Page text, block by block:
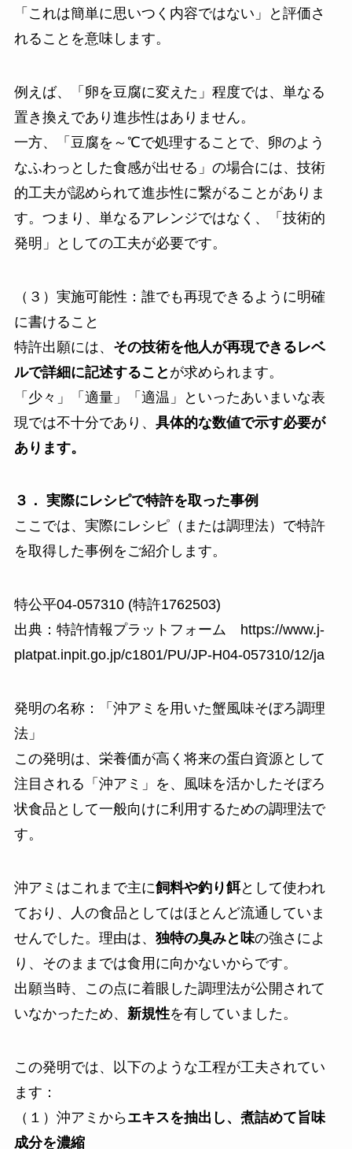
「これは簡単に思いつく内容ではない」と評価さ
れることを意味します。
例えば、「卵を豆腐に変えた」程度では、単なる
置き換えであり進歩性はありません。
一方、「豆腐を～℃で処理することで、卵のよう
なふわっとした食感が出せる」の場合には、技術
的工夫が認められて進歩性に繋がることがありま
す。つまり、単なるアレンジではなく、「技術的
発明」としての工夫が必要です。
（３）実施可能性：誰でも再現できるように明確
に書けること
特許出願には、 その技術を他人が再現できるレベ
ルで詳細に記述すること が求められます。
「少々」「適量」「適温」といったあいまいな表
現では不十分であり、 具体的な数値で示す必要が
あります。
３． 実際にレシピで特許を取った事例
ここでは、実際にレシピ（または調理法）で特許
を取得した事例をご紹介します。
特公平04-057310 (特許1762503)
出典：特許情報プラットフォーム
https://www.j-
platpat.inpit.go.jp/c1801/PU/JP-H04-057310/12/ja
発明の名称：「沖アミを用いた蟹風味そぼろ調理
法」
この発明は、栄養価が高く将来の蛋白資源として
注目される「沖アミ」を、風味を活かしたそぼろ
状食品として一般向けに利用するための調理法で
す。
沖アミはこれまで主に飼料や釣り餌として使われ
ており、人の食品としてはほとんど流通していま
せんでした。理由は、 独特の臭みと味の強さによ
り、そのままでは食用に向かないからです。
出願当時、この点に着眼した調理法が公開されて
いなかったため、 新規性を有していました。
この発明では、以下のような工程が工夫されてい
ます：
（１）沖アミからエキスを抽出し、煮詰めて旨味
成分を濃縮